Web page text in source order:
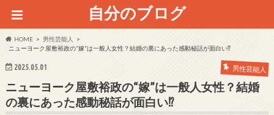
自分のブログ
HOME
男性芸能人
ニューヨーク屋敷裕政の“嫁”は一般人女性？結婚の裏にあった感動秘話が面白い⁉
2025.05.01 男性芸能人
ニューヨーク屋敷裕政の“嫁”は一般人女性？結婚
の裏にあった感動秘話が面白い⁉